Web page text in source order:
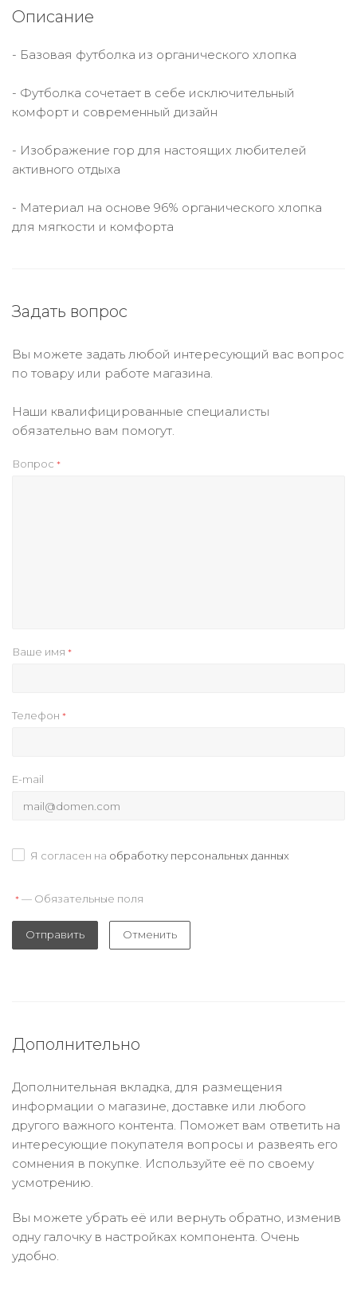
Описание
- Базовая футболка из органического хлопка
- Футболка сочетает в себе исключительный
комфорт и современный дизайн
- Изображение гор для настоящих любителей
активного отдыха
- Материал на основе 96% органического хлопка
для мягкости и комфорта
Задать вопрос
Вы можете задать любой интересующий вас вопрос
по товару или работе магазина.
Наши квалифицированные специалисты
обязательно вам помогут.
Вопрос *
Ваше имя *
Телефон *
E-mail
Я согласен на обработку персональных данных
* — Обязательные поля
Отправить Отменить
Дополнительно
Дополнительная вкладка, для размещения
информации о магазине, доставке или любого
другого важного контента. Поможет вам ответить на
интересующие покупателя вопросы и развеять его
сомнения в покупке. Используйте её по своему
усмотрению.
Вы можете убрать её или вернуть обратно, изменив
одну галочку в настройках компонента. Очень
удобно.